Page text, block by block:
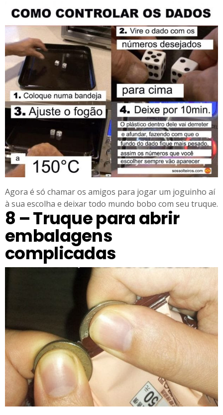
Agora é só chamar os amigos para jogar um joguinho aí
à sua escolha e deixar todo mundo bobo com seu truque.
8 – Truque para abrir
embalagens
complicadas